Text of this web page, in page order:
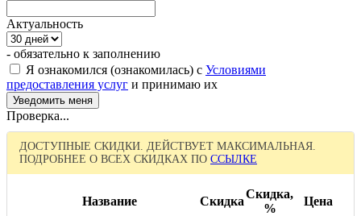
Актуальность
- обязательно к заполнению
Я ознакомился (ознакомилась) с Условиями
предоставления услуг и принимаю их
Проверка...
ДОСТУПНЫЕ СКИДКИ. ДЕЙСТВУЕТ МАКСИМАЛЬНАЯ.
ПОДРОБНЕЕ О ВСЕХ СКИДКАХ ПО ССЫЛКЕ
Название Скидка
Скидка,
%
Цена